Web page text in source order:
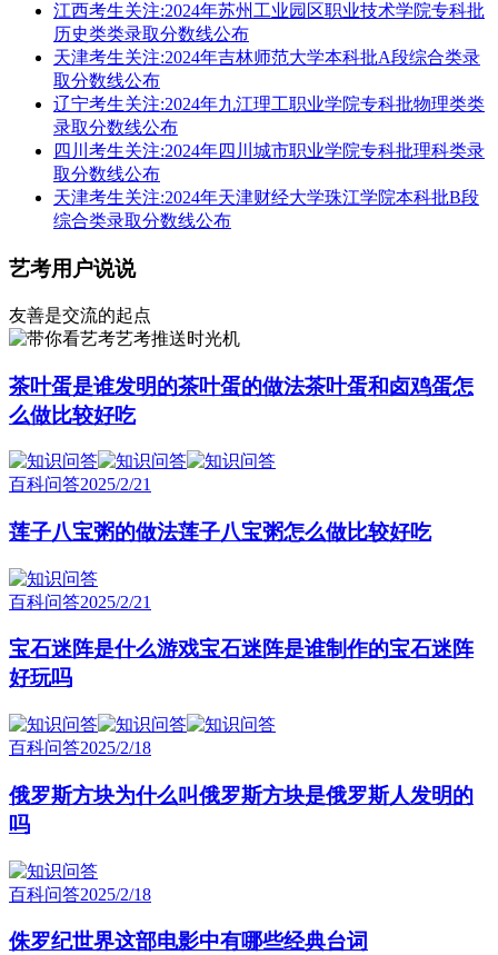
江西考生关注:2024年苏州工业园区职业技术学院专科批
历史类类录取分数线公布
天津考生关注:2024年吉林师范大学本科批A段综合类录
取分数线公布
辽宁考生关注:2024年九江理工职业学院专科批物理类类
录取分数线公布
四川考生关注:2024年四川城市职业学院专科批理科类录
取分数线公布
天津考生关注:2024年天津财经大学珠江学院本科批B段
综合类录取分数线公布
艺考用户说说
友善是交流的起点
艺考推送时光机
茶叶蛋是谁发明的茶叶蛋的做法茶叶蛋和卤鸡蛋怎
么做比较好吃
百科问答2025/2/21
莲子八宝粥的做法莲子八宝粥怎么做比较好吃
百科问答2025/2/21
宝石迷阵是什么游戏宝石迷阵是谁制作的宝石迷阵
好玩吗
百科问答2025/2/18
俄罗斯方块为什么叫俄罗斯方块是俄罗斯人发明的
吗
百科问答2025/2/18
侏罗纪世界这部电影中有哪些经典台词